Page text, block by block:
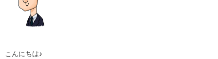
ブログ
こんにちは♪